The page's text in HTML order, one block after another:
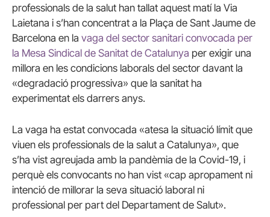
professionals de la salut han tallat aquest matí la Via
Laietana i s’han concentrat a la Plaça de Sant Jaume de
Barcelona en la vaga del sector sanitari convocada per
la Mesa Sindical de Sanitat de Catalunya per exigir una
millora en les condicions laborals del sector davant la
«degradació progressiva» que la sanitat ha
experimentat els darrers anys.
La vaga ha estat convocada «atesa la situació límit que
viuen els professionals de la salut a Catalunya», que
s’ha vist agreujada amb la pandèmia de la Covid-19, i
perquè els convocants no han vist «cap apropament ni
intenció de millorar la seva situació laboral ni
professional per part del Departament de Salut».